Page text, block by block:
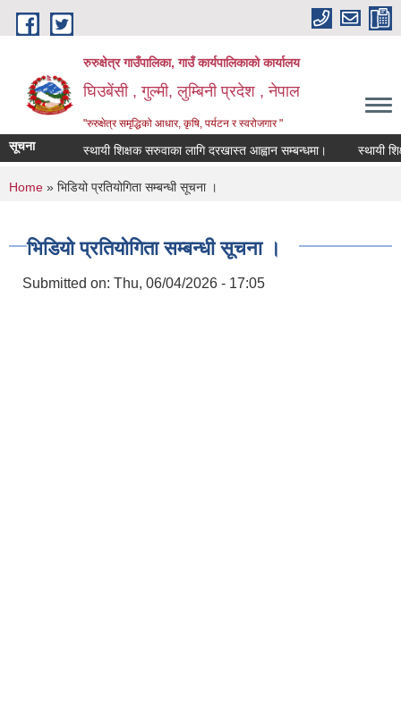
Skip to main content
रुरुक्षेत्र गाउँपालिका, गाउँ कार्यपालिकाको कार्यालय
घिउबेंसी , गुल्मी, लुम्बिनी प्रदेश , नेपाल
"रुरुक्षेत्र समृद्धिको आधार, कृषि, पर्यटन र स्वरोजगार "
सूचना स्थायी शिक्षक सरुवाका लागि दरखास्त आह्वान सम्बन्धमा। स्थायी
You are here
Home » भिडियो प्रतियोगिता सम्बन्धी सूचना ।
भिडियो प्रतियोगिता सम्बन्धी सूचना ।
Submitted on: Thu, 06/04/2026 - 17:05